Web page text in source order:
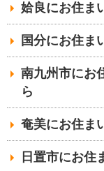
姶良にお住ま
国分にお住ま
南九州市にお
ら
奄美にお住ま
日置市にお住